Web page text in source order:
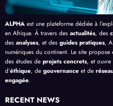
ALPHA est une plateforme dédiée à
en Afrique. À travers des actualités, des
des analyses, et des guides pratiques,
numériques du continent. Le site propose
des études de projets concrets, et ouvre
d’éthique, de gouvernance et de
engagée.
RECENT NEWS